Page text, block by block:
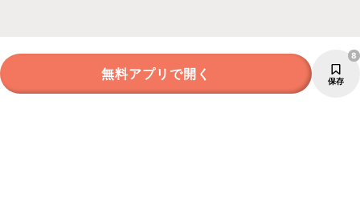
無料アプリで開く 保存
8